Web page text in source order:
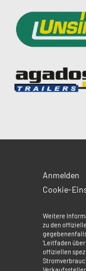
Anmelden
Cookie-
Weitere
zu den
'Leitfaden
offiziellen